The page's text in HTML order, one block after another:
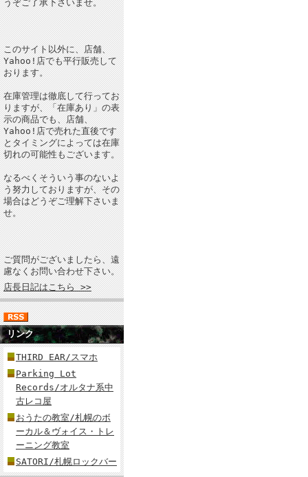
うぞご了承下さいませ。
このサイト以外に、店舗、
Yahoo!店でも平行販売して
おります。
在庫管理は徹底して行ってお
りますが、「在庫あり」の表
示の商品でも、店舗、
Yahoo!店で売れた直後です
とタイミングによっては在庫
切れの可能性もございます。
なるべくそういう事のないよ
う努力しておりますが、その
場合はどうぞご理解下さいま
せ。
ご質問がございましたら、遠
慮なくお問い合わせ下さい。
店長日記はこちら >>
リンク
THIRD EAR/スマホ
Parking Lot
Records/オルタナ系中
古レコ屋
おうたの教室/札幌のボ
ーカル＆ヴォイス・トレ
ーニング教室
SATORI/札幌ロックバー